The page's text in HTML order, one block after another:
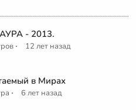
- 2013.
· 12 лет назад
в Мирах
· 6 лет назад